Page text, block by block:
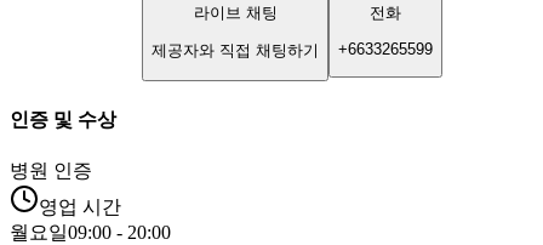
라이브 채팅
제공자와 직접 채팅하기
전화
+6633265599
인증 및 수상
병원 인증
영업 시간
월요일09:00 - 20:00